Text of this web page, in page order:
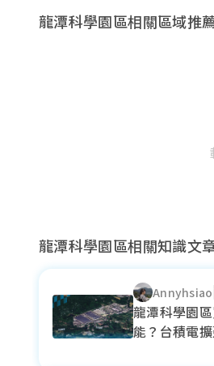
龍潭科學園區相關區域推
A10重劃區
近一年成交單價
草漯重劃區
近一年成交單價
福林重劃區
近一年成交單價
龍潭科學園區相關知識文
Annyhsiao
龍潭科學園
能？台積電